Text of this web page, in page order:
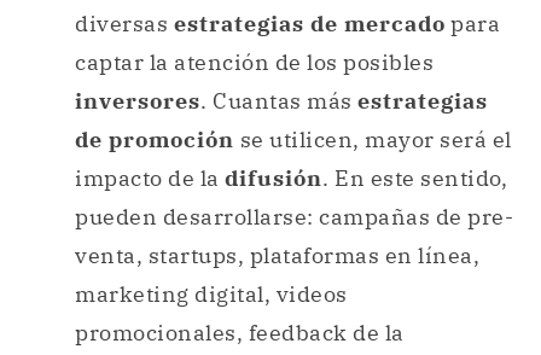
diversas estrategias de mercado para
captar la atención de los posibles
inversores. Cuantas más estrategias
de promoción se utilicen, mayor será el
impacto de la difusión. En este sentido,
pueden desarrollarse: campañas de pre-
venta, startups, plataformas en línea,
marketing digital, videos
promocionales, feedback de la